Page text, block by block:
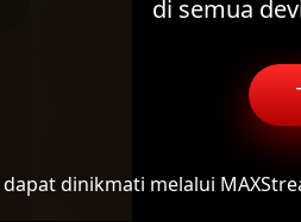
di semua
dapat dinikmati melalui